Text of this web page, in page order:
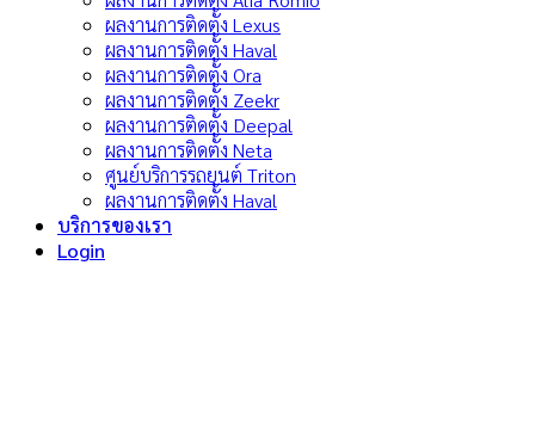
ผลงานการติดตั้ง Lexus
ผลงานการติดตั้ง Haval
ผลงานการติดตั้ง Ora
ผลงานการติดตั้ง Zeekr
ผลงานการติดตั้ง Deepal
ผลงานการติดตั้ง Neta
ศูนย์บริการรถยนต์ Triton
ผลงานการติดตั้ง Haval
บริการของเรา
Login